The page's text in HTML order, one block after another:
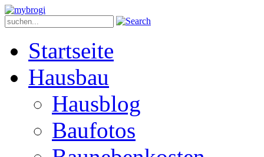
Startseite
Hausbau
Hausblog
Baufotos